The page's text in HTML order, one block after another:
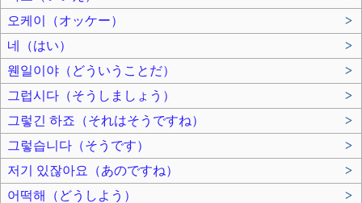
오케이（オッケー）
>
네（はい）
>
웬일이야（どういうことだ）
>
그럽시다（そうしましょう）
>
그렇긴 하죠（それはそうですね）
>
그렇습니다（そうです）
>
저기 있잖아요（あのですね）
>
어떡해（どうしよう）
>